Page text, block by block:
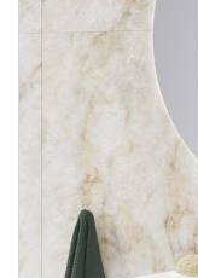
Поддоны
Сиденья